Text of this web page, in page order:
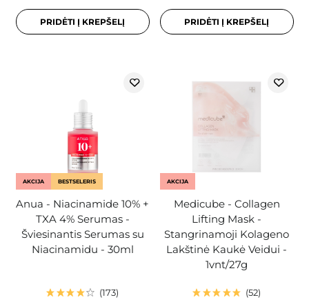
PRIDĖTI Į KREPŠELĮ PRIDĖTI Į KREPŠELĮ
AKCIJA BESTSELERIS
Anua - Niacinamide 10% +
TXA 4% Serumas -
Šviesinantis Serumas su
Niacinamidu - 30ml
173
AKCIJA
Medicube - Collagen
Lifting Mask -
Stangrinamoji Kolageno
Lakštinė Kaukė Veidui -
1vnt/27g
52